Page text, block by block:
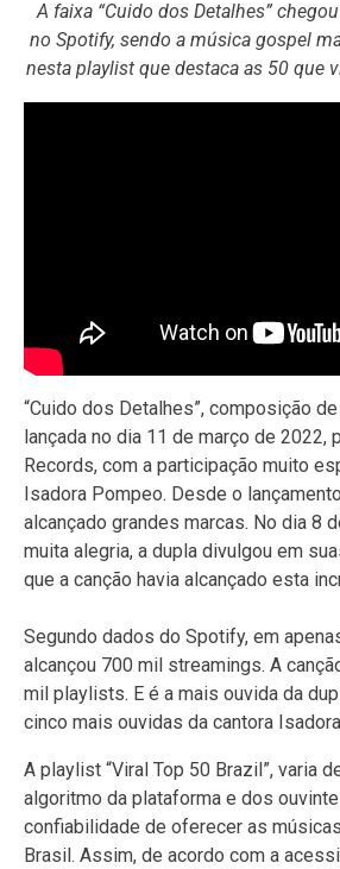
A faixa “Cuido dos Detalhes”
no Spotify, sendo a música gospel
nesta playlist que destaca as 50 que
“Cuido dos Detalhes”, composição
lançada no dia 11 de março de 2022,
Records, com a participação muito
Isadora Pompeo. Desde o
alcançado grandes marcas. No dia 8
muita alegria, a dupla divulgou em
que a canção havia alcançado esta
Segundo dados do Spotify, em
alcançou 700 mil streamings. A
mil playlists. E é a mais ouvida da
cinco mais ouvidas da cantora
A playlist “Viral Top 50 Brazil”, varia
algoritmo da plataforma e dos
confiabilidade de oferecer as
Brasil. Assim, de acordo com a